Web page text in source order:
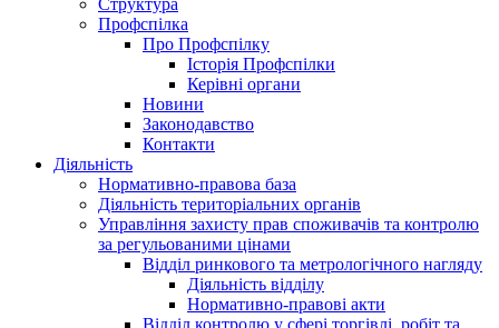
Структура
Профспілка
Про Профспілку
Історія Профспілки
Керівні органи
Новини
Законодавство
Контакти
Діяльність
Нормативно-правова база
Діяльність територіальних органів
Управління захисту прав споживачів та контролю
за регульованими цінами
Відділ ринкового та метрологічного нагляду
Діяльність відділу
Нормативно-правові акти
Відділ контролю у сфері торгівлі, робіт та